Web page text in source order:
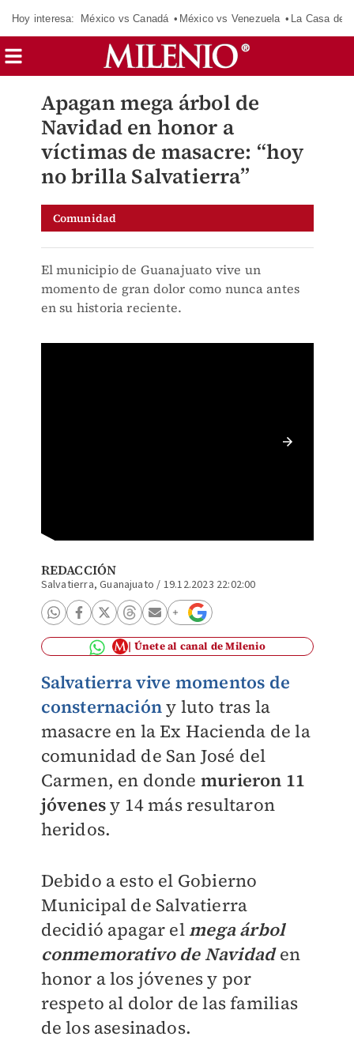
Hoy interesa: México vs Canadá México vs Venezuela La Casa de
Apagan mega árbol de
Navidad en honor a
víctimas de masacre: “hoy
no brilla Salvatierra”
Comunidad
El municipio de Guanajuato vive un
momento de gran dolor como nunca antes
en su historia reciente.
REDACCIÓN
Salvatierra, Guanajuato / 19.12.2023 22:02:00
Únete al canal de Milenio
Salvatierra vive momentos de
consternacióny luto tras la
masacre en la Ex Hacienda de la
comunidad de San José del
Carmen, en donde murieron 11
jóvenesy 14 más resultaron
heridos.
Debido a esto el Gobierno
Municipal de Salvatierra
decidió apagar el mega árbol
conmemorativo de Navidaden
honor a los jóvenes y por
respeto al dolor de las familias
de los asesinados.